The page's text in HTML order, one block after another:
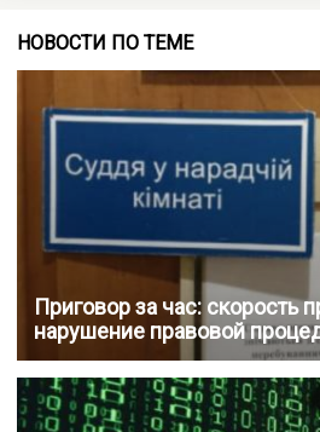
НОВОСТИ ПО ТЕМЕ
Приговор за час: скорость
нарушение правовой